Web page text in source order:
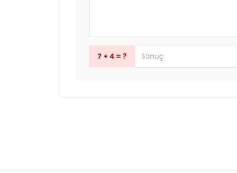
7 + 4 = ?